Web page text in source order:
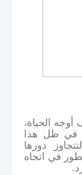
الحياة،
في ظل هذا
دورها
في اتجاه